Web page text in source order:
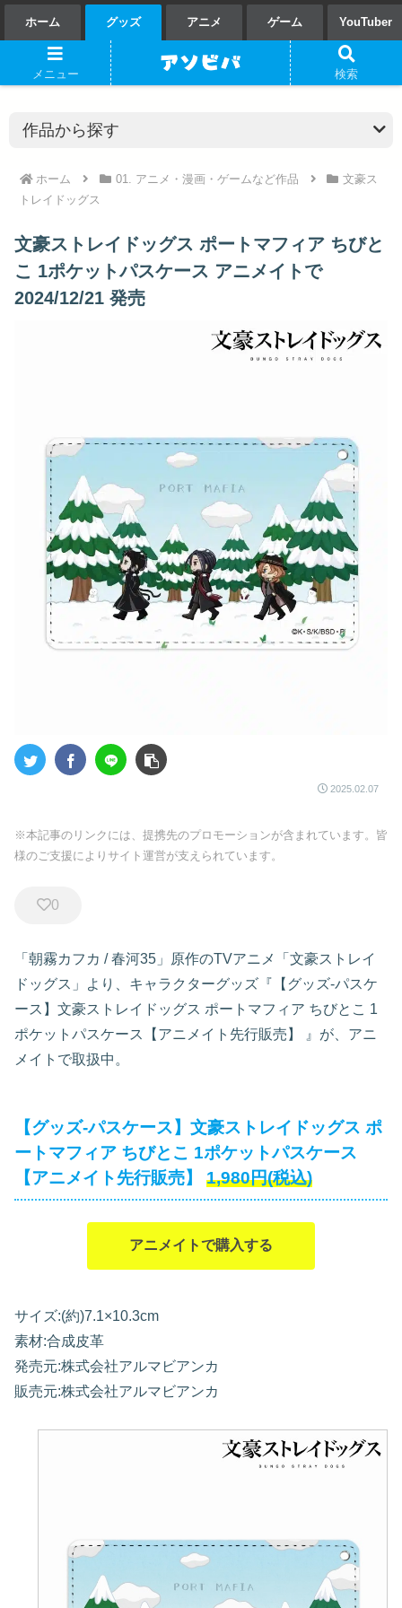
ホーム グッズ アニメ ゲーム YouTuber
ホーム 01. アニメ・漫画・ゲームなど作品
文豪ス
トレイドッグス
文豪ストレイドッグス ポートマフィア ちびと
こ 1ポケットパスケース アニメイトで
2024/12/21 発売
2025.02.07
※本記事のリンクには、提携先のプロモーションが含まれています。皆
様のご支援によりサイト運営が支えられています。
0
「朝霧カフカ / 春河35」原作のTVアニメ「文豪ストレイ
ドッグス」より、キャラクターグッズ『【グッズ-パスケ
ース】文豪ストレイドッグス ポートマフィア ちびとこ 1
ポケットパスケース【アニメイト先行販売】
』が、アニ
メイトで取扱中。
【グッズ-パスケース】文豪ストレイドッグス ポ
ートマフィア ちびとこ 1ポケットパスケース
【アニメイト先行販売】
1,980円(税込)
アニメイトで購入する
サイズ:(約)7.1×10.3cm
素材:合成皮革
発売元:株式会社アルマビアンカ
販売元:株式会社アルマビアンカ
メニュー 検索